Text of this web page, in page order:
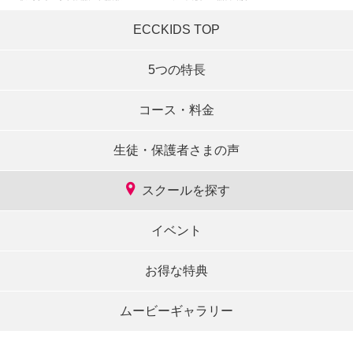
ECCKIDS TOP
5つの特長
コース・料金
生徒・保護者さまの声
スクールを探す
イベント
お得な特典
ムービーギャラリー